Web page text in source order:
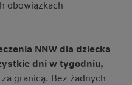
obowiązkach
NNW dla dziecka
dni w tygodniu,
za granicą. Bez żadnych